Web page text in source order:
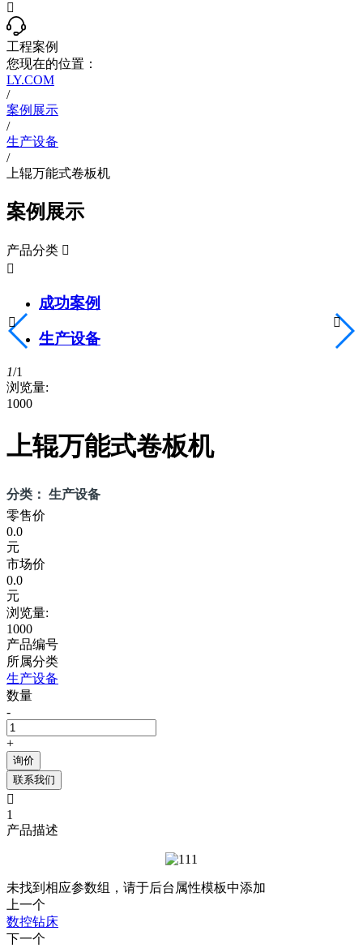

工程案例
您现在的位置：
LY.COM
/
案例展示
/
生产设备
/
上辊万能式卷板机
案例展示
产品分类 

成功案例
生产设备
1/1
浏览量:
1000
上辊万能式卷板机
分类： 生产设备
零售价
0.0
元
市场价
0.0
元
浏览量:
1000
产品编号
所属分类
生产设备
数量
-
+
询价
联系我们

1
产品描述
未找到相应参数组，请于后台属性模板中添加
上一个
数控钻床
下一个
 